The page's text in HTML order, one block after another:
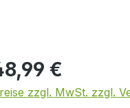
Preis:
€
zzgl. MwSt. zzgl.